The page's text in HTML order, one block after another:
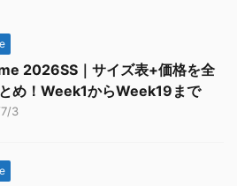
2026SS｜サイズ表+価格を全
め！Week1からWeek19まで
3